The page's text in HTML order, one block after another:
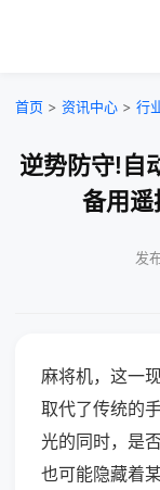
首页 > 资讯中心 > 行
逆势防守!自
备用
发
麻将机，这一
取代了传统的
光的同时，是
也可能隐藏着